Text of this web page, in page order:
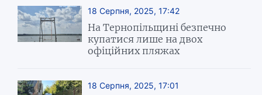
18 Серпня, 2025, 17:42
На Тернопільщині безпечно
купатися лише на двох
офіційних пляжах
18 Серпня, 2025, 17:01